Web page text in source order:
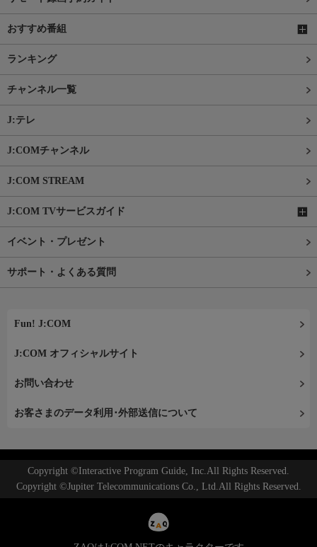
おすすめ番組
ランキング
チャンネル一覧
J:テレ
J:COMチャンネル
J:COM STREAM
J:COM TVサービスガイド
イベント・プレゼント
サポート・よくある質問
Fun! J:COM
J:COM オフィシャルサイト
お問い合わせ
お客さまのデータ利用･外部送信について
Copyright ©Interactive Program Guide, Inc.All Rights Reserved.
Copyright ©Jupiter Telecommunications Co., Ltd.All Rights Reserved.